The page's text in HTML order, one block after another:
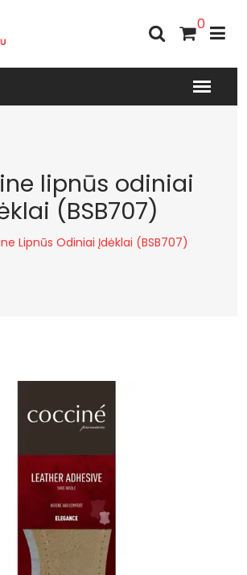
0
lipnūs odiniai
(BSB707)
Lipnūs Odiniai Įdėklai (BSB707)